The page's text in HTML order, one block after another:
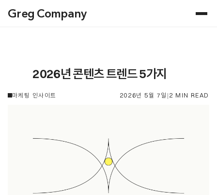
Greg Company
2026년 콘텐츠 트렌드 5가지
마케팅 인사이트 2026년 5월 7일 | 2 MIN READ